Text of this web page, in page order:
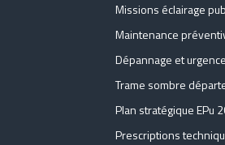
Missions éclairage
Maintenance
Dépannage et
Trame sombre
Plan stratégique EPu
Prescriptions